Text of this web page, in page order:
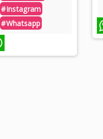
#instagram
#whatsapp